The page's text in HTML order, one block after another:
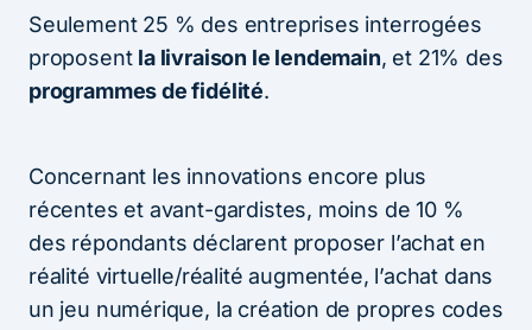
Seulement 25 % des entreprises interrogées
proposent la livraison le lendemain, et 21% des
programmes de fidélité.
Concernant les innovations encore plus
récentes et avant-gardistes, moins de 10 %
des répondants déclarent proposer l’achat en
réalité virtuelle/réalité augmentée, l’achat dans
un jeu numérique, la création de propres codes